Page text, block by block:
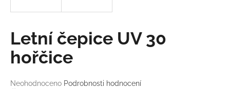
Průměrné
Neohodnoceno Podrobnosti hodnocení
Letní čepice UV 30
hořčice
D
o
p
o